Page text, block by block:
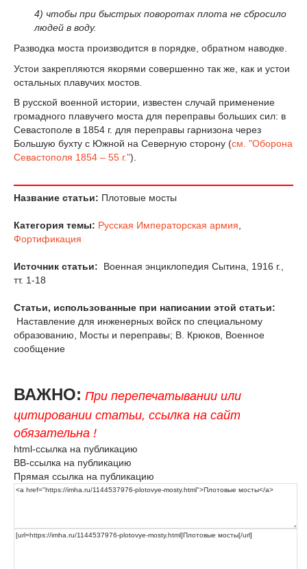
4) чтобы при быстрых поворотах плота не сбросило
людей в воду.
Разводка моста производится в порядке, обратном наводке.
Устои закрепляются якорями совершенно так же, как и устои
остальных плавучих мостов.
В русской военной истории, известен случай применение
громадного плавучего моста для переправы больших сил: в
Севастополе в 1854 г. для переправы гарнизона через
Большую бухту с Южной на Северную сторону (см. "Оборона
Севастополя 1854 – 55 г.").
Название статьи: Плотовые мосты
Категория темы: Русская Императорская армия
Фортификация
Источник статьи:
Военная энциклопедия Сытина, 1916 г.,
тт. 1-18
Статьи, использованные при написании этой статьи:
Наставление для инженерных войск по специальному
образованию, Мосты и переправы; В. Крюков, Военное
сообщение
ВАЖНО: При перепечатывании или
цитировании статьи, ссылка на сайт
обязательна !
html-ссылка на публикацию
BB-ссылка на публикацию
Прямая ссылка на публикацию